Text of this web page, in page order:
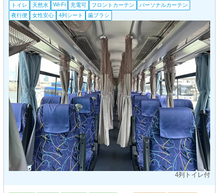
4列トイレ付
トイレ 天然水 Wi-Fi 充電可 フロントカーテン
パーソナルカーテン
夜行便
女性安心 4列シート 歯ブラシ